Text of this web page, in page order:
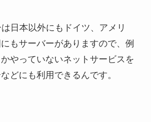
日本以外にもドイツ、アメリ
もサーバーがありますので、例
やっていないネットサービスを
どにも利用できるんです。